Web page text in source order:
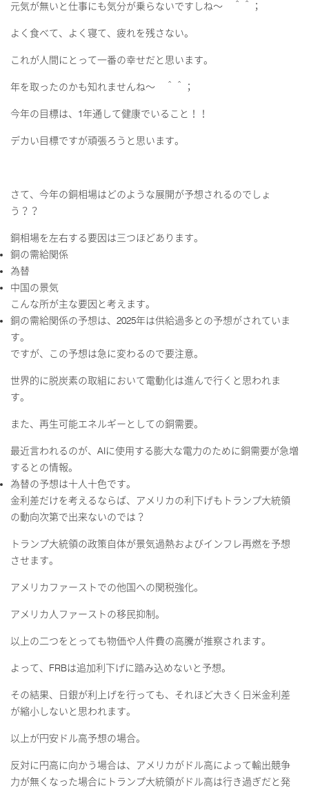
元気が無いと仕事にも気分が乗らないですしね～ ＾＾；
よく食べて、よく寝て、疲れを残さない。
これが人間にとって一番の幸せだと思います。
年を取ったのかも知れませんね～ ＾＾；
今年の目標は、 1年通して健康でいること！！
デカい目標ですが頑張ろうと思います。
さて、今年の銅相場はどのような展開が予想されるのでしょ
う？？
銅相場を左右する要因は三つほどあります。
銅の需給関係
為替
中国の景気
こんな所が主な要因と考えます。
銅の需給関係の予想は、 2025年は供給過多との予想がされていま
す。
ですが、この予想は急に変わるので要注意。
世界的に脱炭素の取組において電動化は進んで行くと思われま
す。
また、再生可能エネルギーとしての銅需要。
最近言われるのが、 AIに使用する膨大な電力のために銅需要が急増
するとの情報。
為替の予想は十人十色です。
金利差だけを考えるならば、アメリカの利下げもトランプ大統領
の動向次第で出来ないのでは？
トランプ大統領の政策自体が景気過熱およびインフレ再燃を予想
させます。
アメリカファーストでの他国への関税強化。
アメリカ人ファーストの移民抑制。
以上の二つをとっても物価や人件費の高騰が推察されます。
よって、 FRBは追加利下げに踏み込めないと予想。
その結果、日銀が利上げを行っても、それほど大きく日米金利差
が縮小しないと思われます。
以上が円安ドル高予想の場合。
反対に円高に向かう場合は、アメリカがドル高によって輸出競争
力が無くなった場合にトランプ大統領がドル高は行き過ぎだと発